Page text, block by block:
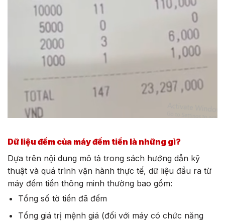
Dữ liệu đếm của máy đếm tiền là những gì?
Dựa trên nội dung mô tả trong sách hướng dẫn kỹ
thuật và quá trình vận hành thực tế, dữ liệu đầu ra từ
máy đếm tiền thông minh thường bao gồm:
Tổng số tờ tiền đã đếm
Tổng giá trị mệnh giá (đối với máy có chức năng